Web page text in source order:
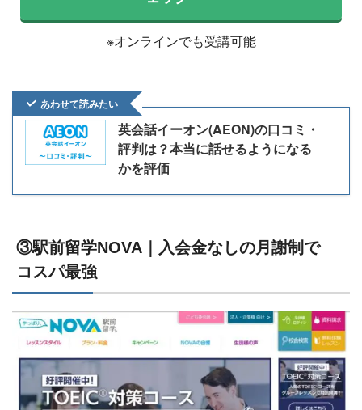
※オンラインでも受講可能
あわせて読みたい
英会話イーオン(AEON)の口コミ・
評判は？本当に話せるようになる
かを評価
③駅前留学NOVA｜入会金なしの月謝制で
コスパ最強